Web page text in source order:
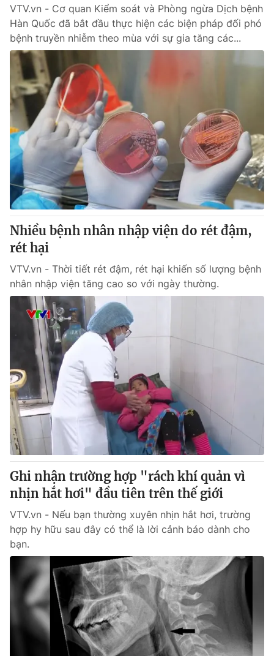
VTV.vn - Cơ quan Kiểm soát và Phòng ngừa Dịch bệnh
Hàn Quốc đã bắt đầu thực hiện các biện pháp đối phó
bệnh truyền nhiễm theo mùa với sự gia tăng các...
Nhiều bệnh nhân nhập viện do rét đậm,
rét hại
VTV.vn - Thời tiết rét đậm, rét hại khiến số lượng bệnh
nhân nhập viện tăng cao so với ngày thường.
Ghi nhận trường hợp "rách khí quản vì
nhịn hắt hơi" đầu tiên trên thế giới
VTV.vn - Nếu bạn thường xuyên nhịn hắt hơi, trường
hợp hy hữu sau đây có thể là lời cảnh báo dành cho
bạn.